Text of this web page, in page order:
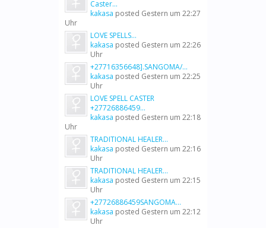
Caster...
kakasa posted Gestern um 22:27
Uhr
LOVE SPELLS...
kakasa posted Gestern um 22:26
Uhr
+27716356648].SANGOMA/...
kakasa posted Gestern um 22:25
Uhr
LOVE SPELL CASTER
+27726886459...
kakasa posted Gestern um 22:18
Uhr
TRADITIONAL HEALER...
kakasa posted Gestern um 22:16
Uhr
TRADITIONAL HEALER...
kakasa posted Gestern um 22:15
Uhr
+27726886459SANGOMA...
kakasa posted Gestern um 22:12
Uhr